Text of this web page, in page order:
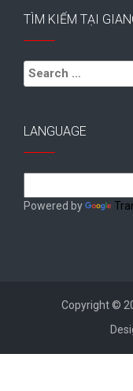
TÌM KIẾM TẠI
Search
for:
LANGUAGE
Powered by
Copyright ©